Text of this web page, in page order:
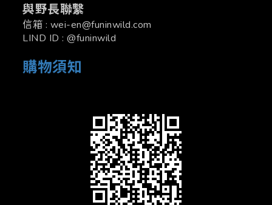
與野長聯繫
信箱 : wei-en@funinwild.com
LIND ID : @funinwild
購物須知